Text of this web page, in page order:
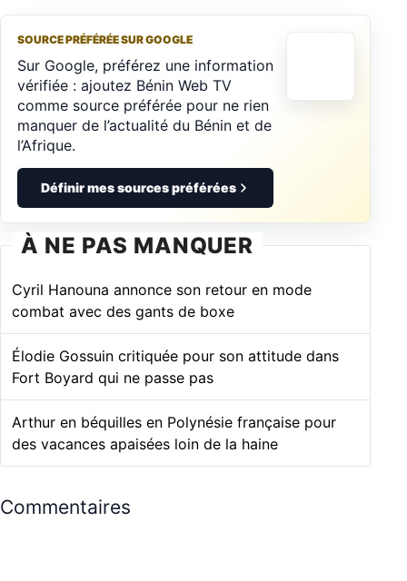
SOURCE PRÉFÉRÉE SUR GOOGLE
Sur Google, préférez une information
vérifiée : ajoutez Bénin Web TV
comme source préférée pour ne rien
manquer de l’actualité du Bénin et de
l’Afrique.
Définir mes sources préférées
À NE PAS MANQUER
Cyril Hanouna annonce son retour en mode
combat avec des gants de boxe
Élodie Gossuin critiquée pour son attitude dans
Fort Boyard qui ne passe pas
Arthur en béquilles en Polynésie française pour
des vacances apaisées loin de la haine
Commentaires